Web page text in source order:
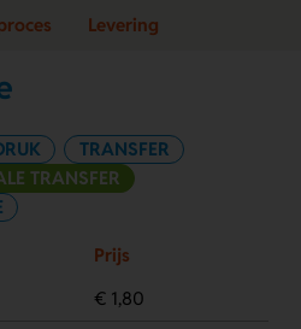
Levering
TRANSFER
TRANSFER
Prijs
€ 1,80